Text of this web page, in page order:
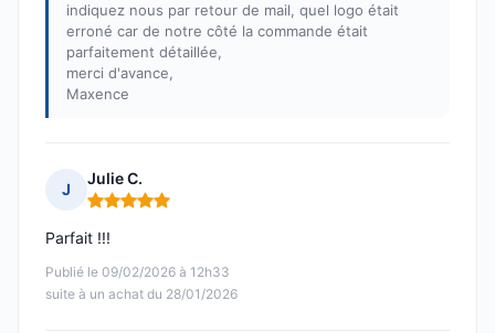
indiquez nous par retour de mail, quel logo était
erroné car de notre côté la commande était
parfaitement détaillée,
merci d'avance,
Maxence
J
Julie C.
Note : 5 sur 5
Publié le 09/02/2026 à 12h33
suite à un achat du 28/01/2026
Parfait !!!